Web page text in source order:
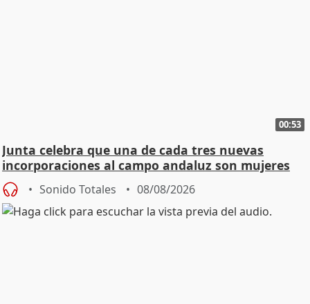
00:53
Junta celebra que una de cada tres nuevas
incorporaciones al campo andaluz son mujeres
jóvenes
Sonido Totales 08/08/2026